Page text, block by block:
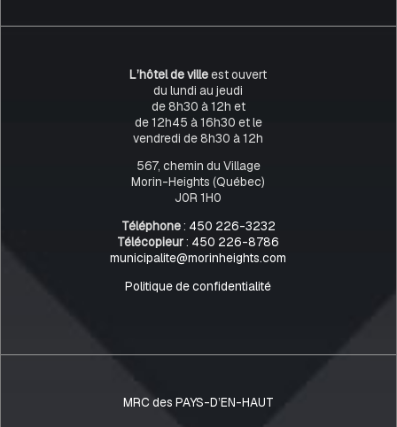
L’hôtel de villeest ouvert
du lundi au jeudi
de 8h30 à 12h et
de 12h45 à 16h30 et le
vendredi de 8h30 à 12h
567, chemin du Village
Morin-Heights (Québec)
J0R 1H0
Téléphone: 450 226-3232
Télécopieur: 450 226-8786
municipalite@morinheights.com
Politique de confidentialité
MRC des PAYS-D’EN-HAUT